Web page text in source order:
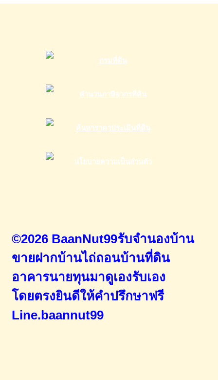
©2026 BaanNut99รับจำนองบ้าน
ขายฝากบ้านไถ่ถอนบ้านที่ดิน
อาคารนายทุนมาดูเองรับเอง
โดยตรงยินดีให้คำปรึกษาฟรี
Line.baannut99